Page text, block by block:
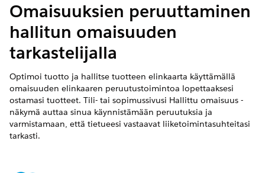
Omaisuuksien peruuttaminen
hallitun omaisuuden
tarkastelijalla
Optimoi tuotto ja hallitse tuotteen elinkaarta käyttämällä
omaisuuden elinkaaren peruutustoimintoa lopettaaksesi
ostamasi tuotteet. Tili- tai sopimussivusi Hallittu omaisuus -
näkymä auttaa sinua käynnistämään peruutuksia ja
varmistamaan, että tietueesi vastaavat liiketoimintasuhteitasi
tarkasti.